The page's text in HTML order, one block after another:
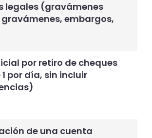
legales (gravámenes
embargos,
por retiro de cheques
por día, sin incluir
de una cuenta